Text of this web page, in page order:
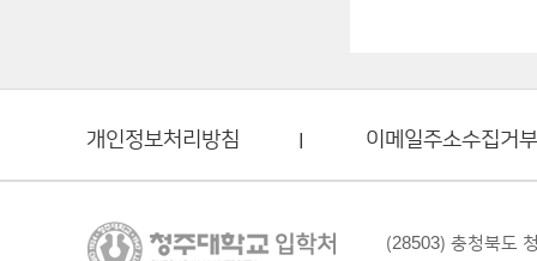
개인정보처리방침 이메일주소수집거부
(28503) 충청북도